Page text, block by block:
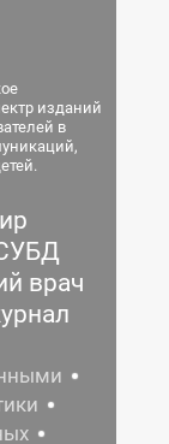
изданий
в
врач